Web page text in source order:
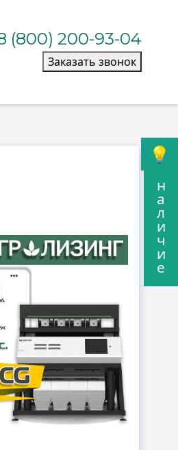
н
а
л
и
ч
и
е
(800) 200-93-04
Заказать звонок